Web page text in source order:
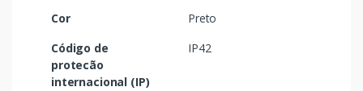
Cor
Preto
Código de
protecão
internacional (IP)
IP42